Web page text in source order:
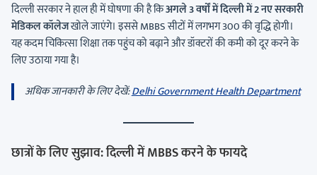
दिल्ली सरकार ने हाल ही में घोषणा की है किअगले 3 वर्षों में दिल्ली में 2 नए सरकारी
मेडिकल कॉलेजखोले जाएंगे। इससे MBBS सीटों में लगभग 300 की वृद्धि होगी।
यह कदम चिकित्सा शिक्षा तक पहुंच को बढ़ाने और डॉक्टरों की कमी को दूर करने के
लिए उठाया गया है।
अधिक जानकारी के लिए देखें:Delhi Government Health Department
छात्रों के लिए सुझाव: दिल्ली में MBBS करने के फायदे